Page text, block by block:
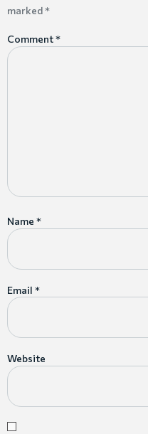
marked*
Comment*
Name *
Email *
Website